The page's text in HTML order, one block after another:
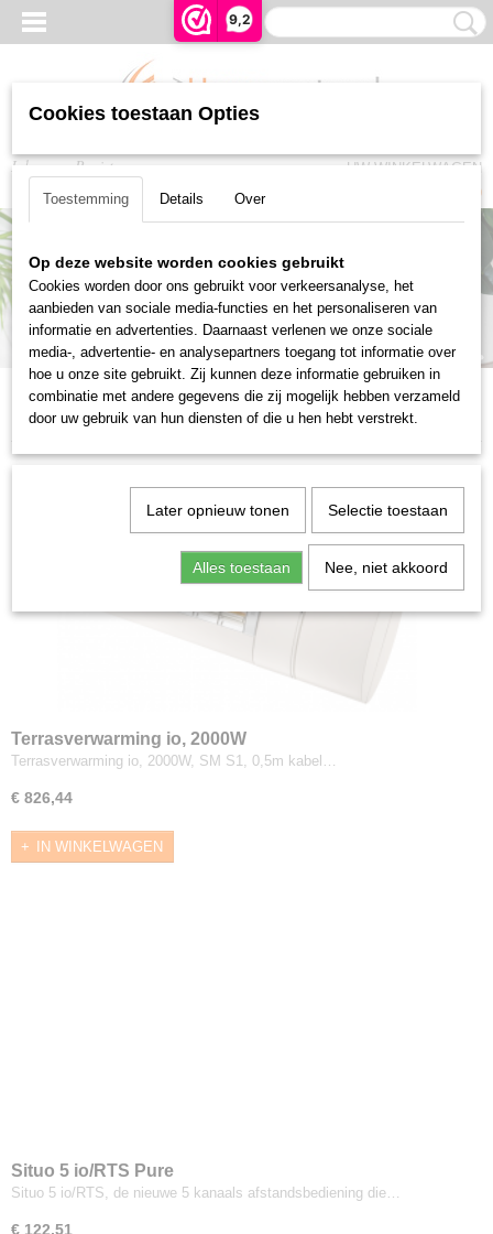
9,2
Inloggen Registreren
UW WINKELWAGEN
(0)
Somfy outdoor camera
TaHoma switch
Somfy afstandsbedieningen
Bekijk de uitgebreide selectie afstandsbedieningen, wandschakelaars en timers
via smartphone, sensor of spraakbediening
Somfy indoor camera
myHomecenter for a smart home
Terrasverwarming io, 2000W
Terrasverwarming io, 2000W, SM S1, 0,5m kabel…
€ 826,44
IN WINKELWAGEN
Situo 5 io/RTS Pure
Situo 5 io/RTS, de nieuwe 5 kanaals afstandsbediening die…
€ 122,51
Cookies toestaan Opties
Toestemming Details Over
Op deze website worden cookies gebruikt
Cookies worden door ons gebruikt voor verkeersanalyse, het
aanbieden van sociale media-functies en het personaliseren van
informatie en advertenties. Daarnaast verlenen we onze sociale
media-, advertentie- en analysepartners toegang tot informatie over
hoe u onze site gebruikt. Zij kunnen deze informatie gebruiken in
combinatie met andere gegevens die zij mogelijk hebben verzameld
door uw gebruik van hun diensten of die u hen hebt verstrekt.
Later opnieuw tonen Selectie toestaan
Alles toestaan Nee, niet akkoord